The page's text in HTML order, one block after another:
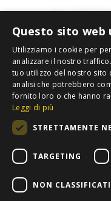
Questo sito web
Utilizziamo i cookie per
analizzare il nostro
tuo utilizzo del nostro sito
analisi che potrebbero
fornito loro o che hanno
Leggi di più
STRETTAMENTE
TARGETING
NON CLASSIFICATI